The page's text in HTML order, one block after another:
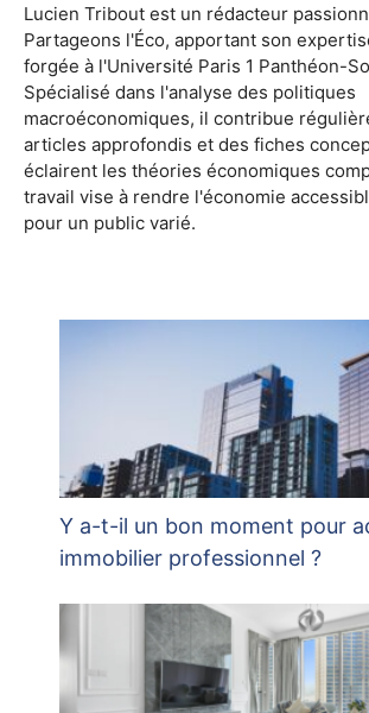
Lucien Tribout est un rédacteur
Partageons l'Éco, apportant son
forgée à l'Université Paris 1 Panthéon-
Spécialisé dans l'analyse des politiques
macroéconomiques, il contribue
articles approfondis et des fiches
éclairent les théories économiques
travail vise à rendre l'économie
pour un public varié.
Y a-t-il un bon moment pour
immobilier professionnel ?